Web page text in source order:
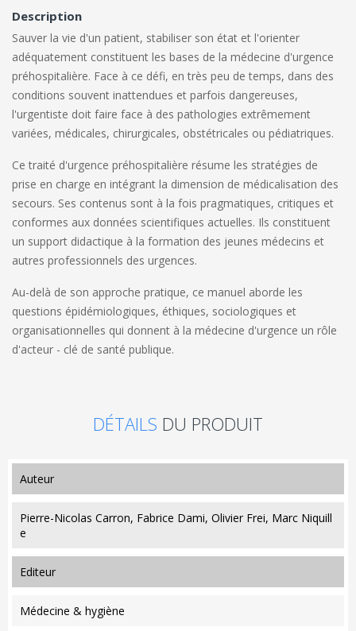
Description
Sauver la vie d'un patient, stabiliser son état et l'orienter
adéquatement constituent les bases de la médecine d'urgence
préhospitalière. Face à ce défi, en très peu de temps, dans des
conditions souvent inattendues et parfois dangereuses,
l'urgentiste doit faire face à des pathologies extrêmement
variées, médicales, chirurgicales, obstétricales ou pédiatriques.
Ce traité d'urgence préhospitalière résume les stratégies de
prise en charge en intégrant la dimension de médicalisation des
secours. Ses contenus sont à la fois pragmatiques, critiques et
conformes aux données scientifiques actuelles. Ils constituent
un support didactique à la formation des jeunes médecins et
autres professionnels des urgences.
Au-delà de son approche pratique, ce manuel aborde les
questions épidémiologiques, éthiques, sociologiques et
organisationnelles qui donnent à la médecine d'urgence un rôle
d'acteur - clé de santé publique.
DÉTAILS DU PRODUIT
auteur
Pierre-Nicolas Carron, Fabrice Dami, Olivier Frei, Marc Niquill
e
editeur
Médecine & hygiène